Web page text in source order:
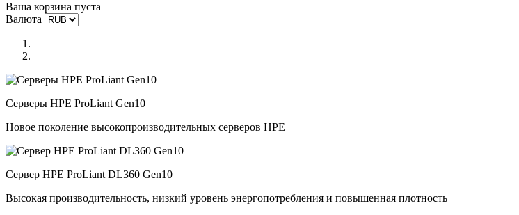
Ваша корзина пуста
Валюта
Серверы HPE ProLiant Gen10
Новое поколение высокопроизводительных серверов HPE
Сервер HPE ProLiant DL360 Gen10
Высокая производительность, низкий уровень энергопотребления и повышенная плотность